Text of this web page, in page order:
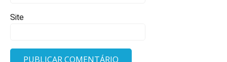
Site